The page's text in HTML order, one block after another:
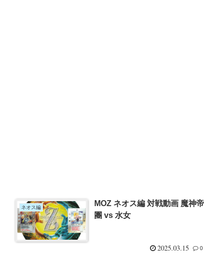
ネオス編
MOZ ネオス編 対戦動画 魔神帝
團 vs 水女
2025.03.15 0